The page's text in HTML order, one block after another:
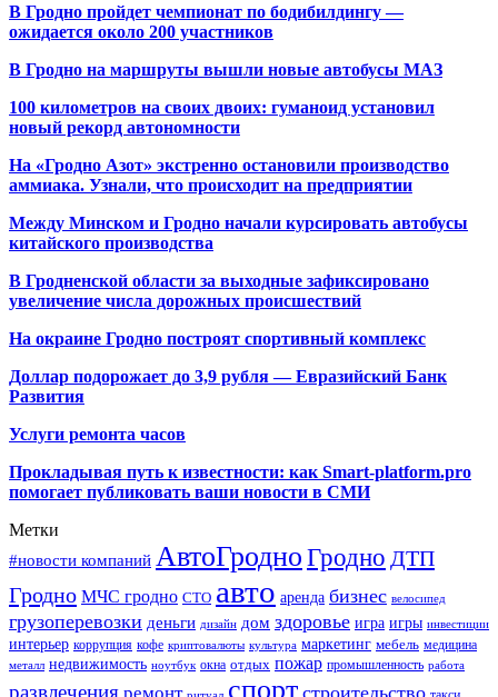
В Гродно пройдет чемпионат по бодибилдингу —
ожидается около 200 участников
В Гродно на маршруты вышли новые автобусы МАЗ
100 километров на своих двоих: гуманоид установил
новый рекорд автономности
На «Гродно Азот» экстренно остановили производство
аммиака. Узнали, что происходит на предприятии
Между Минском и Гродно начали курсировать автобусы
китайского производства
В Гродненской области за выходные зафиксировано
увеличение числа дорожных происшествий
На окраине Гродно построят спортивный комплекс
Доллар подорожает до 3,9 рубля — Евразийский Банк
Развития
Услуги ремонта часов
Прокладывая путь к известности: как Smart-platform.pro
помогает публиковать ваши новости в СМИ
Метки
#новости компаний АвтоГродноГродно ДТП
Гродно МЧС гродно СТО авто аренда бизнес велосипед
грузоперевозки деньги дизайн дом здоровье игра игры инвестиции
интерьер коррупция кофе криптовалюты культура маркетинг мебель медицина
металл недвижимость ноутбук окна отдых пожар промышленность работа
развлечения спорт строительство